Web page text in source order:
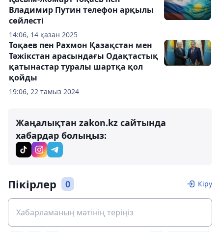
14:06, 14 қазан 2025
Владимир Путин телефон арқылы
сөйлесті
19:06, 22 тамыз 2024
Тоқаев пен Рахмон Қазақстан мен
Тәжікстан арасындағы Одақтастық
қатынастар туралы шартқа қол
қойды
Жаңалықтан zakon.kz сайтында
хабардар болыңыз:
Пікірлер 0 Кіру